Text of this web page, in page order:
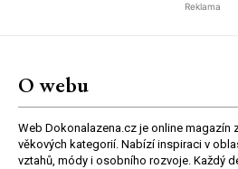
Reklama
O webu
Web Dokonalazena.cz je online magazín
věkových kategorií. Nabízí inspiraci v
vztahů, módy i osobního rozvoje. Každý